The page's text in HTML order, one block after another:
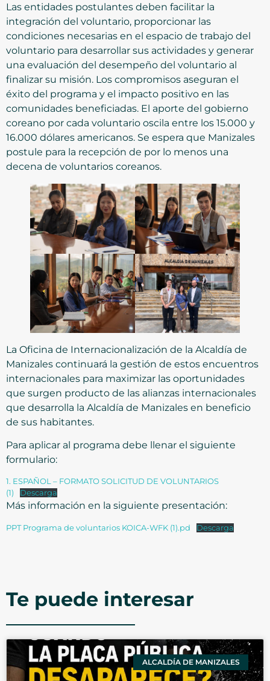
Las entidades postulantes deben facilitar la
integración del voluntario, proporcionar las
condiciones necesarias en el espacio de trabajo del
voluntario para desarrollar sus actividades y generar
una evaluación del desempeño del voluntario al
finalizar su misión. Los compromisos aseguran el
éxito del programa y el impacto positivo en las
comunidades beneficiadas. El aporte del gobierno
coreano por cada voluntario oscila entre los 15.000 y
16.000 dólares americanos. Se espera que Manizales
postule para la recepción de por lo menos una
decena de voluntarios coreanos.
La Oficina de Internacionalización de la Alcaldía de
Manizales continuará la gestión de estos encuentros
internacionales para maximizar las oportunidades
que surgen producto de las alianzas internacionales
que desarrolla la Alcaldía de Manizales en beneficio
de sus habitantes.
Para aplicar al programa debe llenar el siguiente
formulario:
1. ESPAÑOL – FORMATO SOLICITUD DE VOLUNTARIOS
(1)
Descarga
Más información en la siguiente presentación:
PPT Programa de voluntarios KOICA-WFK (1).pd Descarga
Te puede interesar
ALCALDÍA DE MANIZALES